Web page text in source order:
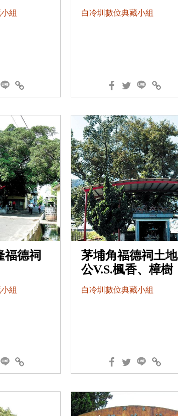
組 白冷圳數位典藏小組
福德祠
組
茅埔角福德祠土地
公V.S.楓香、樟樹
白冷圳數位典藏小組